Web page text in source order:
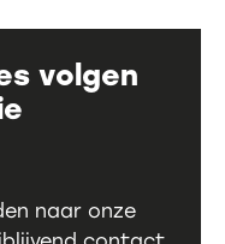
volgen
naar onze